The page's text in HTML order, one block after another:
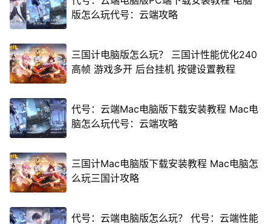
版怎么玩代号：云端攻略
三国计电脑版怎么玩？ 三国计性能优化240
高帧 游戏多开 后台挂机 按键设置教程
代号：云端Mac电脑版下载安装教程 Mac电
脑怎么玩代号：云端攻略
三国计Mac电脑版下载安装教程 Mac电脑怎
么玩三国计攻略
代号：云端电脑版怎么玩？ 代号：云端性能